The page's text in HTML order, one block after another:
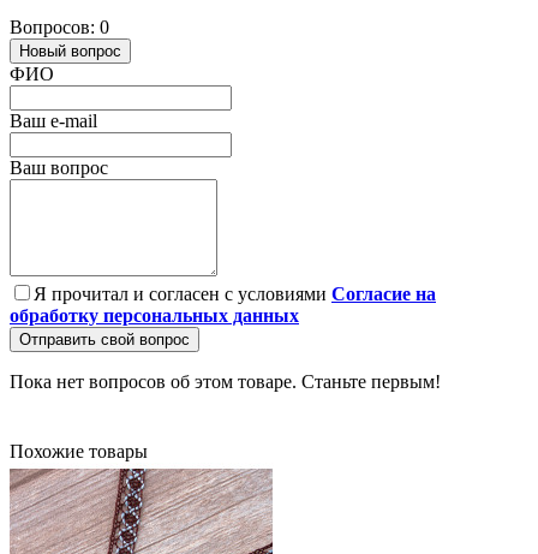
Вопросов: 0
Новый вопрос
ФИО
Ваш e-mail
Ваш вопрос
Я прочитал и согласен с условиями Согласие на
обработку персональных данных
Отправить свой вопрос
Пока нет вопросов об этом товаре. Станьте первым!
Похожие товары